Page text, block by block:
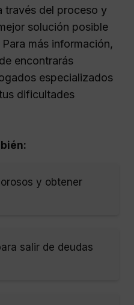
través del proceso y
solución posible
más información,
encontrarás
especializados
dificultades
y obtener
salir de deudas